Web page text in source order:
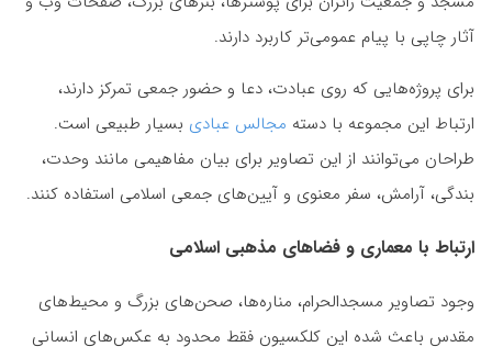
آثار چاپی با پیام عمومی‌تر کاربرد دارند.
برای پروژه‌هایی که روی عبادت، دعا و حضور جمعی تمرکز دارند،
ارتباط این مجموعه با دسته مجالس عبادی بسیار طبیعی است.
طراحان می‌توانند از این تصاویر برای بیان مفاهیمی مانند وحدت،
بندگی، آرامش، سفر معنوی و آیین‌های جمعی اسلامی استفاده کنند.
ارتباط با معماری و فضاهای مذهبی اسلامی
وجود تصاویر مسجدالحرام، مناره‌ها، صحن‌های بزرگ و محیط‌های
مقدس باعث شده این کلکسیون فقط محدود به عکس‌های انسانی